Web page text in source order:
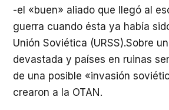
-el «buen» aliado que llegó al
guerra cuando ésta ya había
Unión Soviética (URSS).Sobre
devastada y países en ruinas
de una posible «invasión
crearon a la OTAN.